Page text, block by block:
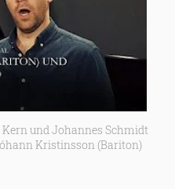
und Johannes Schmidt
Kristinsson (Bariton)